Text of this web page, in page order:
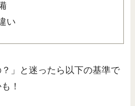
い
」と迷ったら以下の基準で
！